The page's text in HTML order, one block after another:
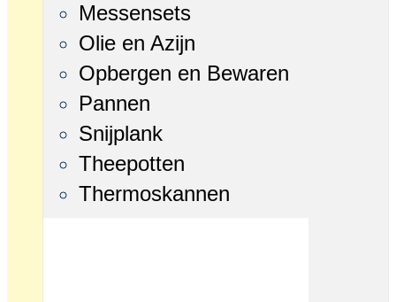
Messensets
Olie en Azijn
Opbergen en Bewaren
Pannen
Snijplank
Theepotten
Thermoskannen